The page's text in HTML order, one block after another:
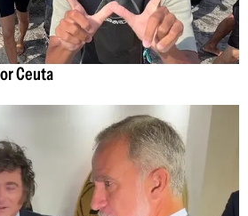
Ceuta